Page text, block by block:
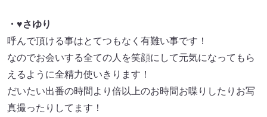
・♥さゆり
呼んで頂ける事はとてつもなく有難い事です！
なのでお会いする全ての人を笑顔にして元気になってもら
えるように全精力使いきります！
だいたい出番の時間より倍以上のお時間お喋りしたりお写
真撮ったりしてます！